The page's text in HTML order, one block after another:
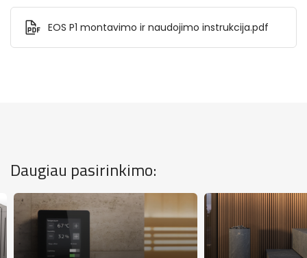
EOS P1 montavimo ir naudojimo instrukcija.pdf
Daugiau pasirinkimo: